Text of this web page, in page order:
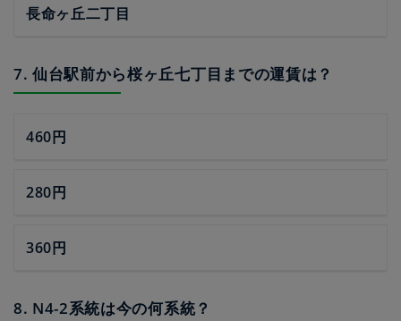
長命ヶ丘二丁目
7. 仙台駅前から桜ヶ丘七丁目までの運賃は？
460円
280円
360円
8. N4-2系統は今の何系統？